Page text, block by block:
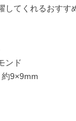
してくれるおすす
ンド
9×9mm